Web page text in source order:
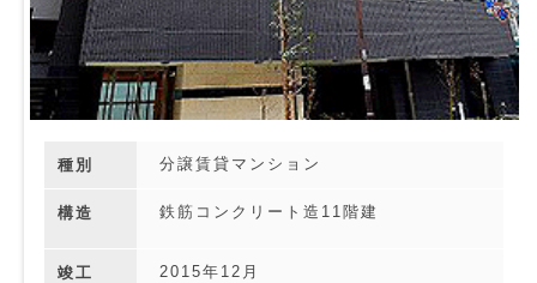
種別 分譲賃貸マンション
構造 鉄筋コンクリート造11階建
竣工 2015年12月